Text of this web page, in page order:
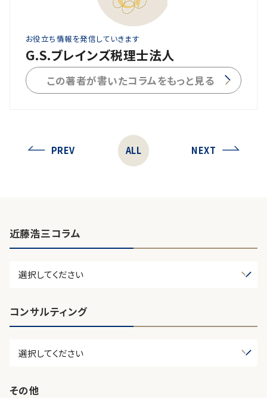
お役立ち情報を発信していきます
G.S.ブレインズ税理士法人
この著者が書いたコラムをもっと見る
PREV ALL NEXT
近藤浩三コラム
コンサルティング
その他